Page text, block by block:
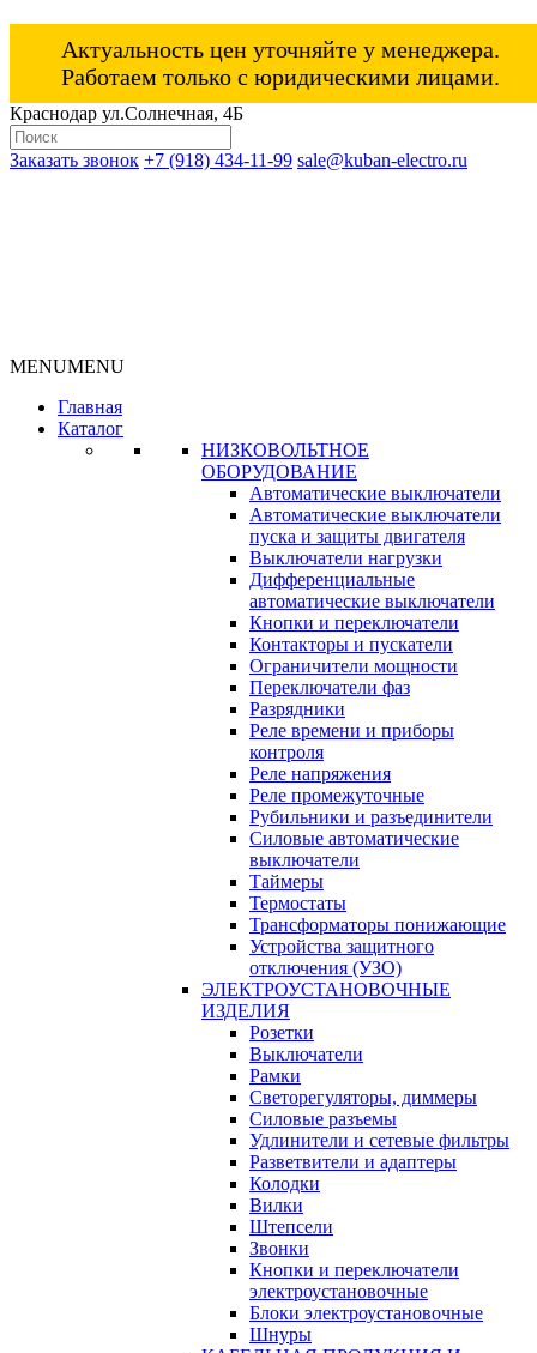
Актуальность цен уточняйте у менеджера.
Работаем только с юридическими лицами.
Краснодар ул.Солнечная, 4Б
Заказать звонок +7 (918) 434-11-99 sale@kuban-electro.ru
MENUMENU
Главная
Каталог
НИЗКОВОЛЬТНОЕ
ОБОРУДОВАНИЕ
Автоматические выключатели
Автоматические выключатели
пуска и защиты двигателя
Выключатели нагрузки
Дифференциальные
автоматические выключатели
Кнопки и переключатели
Контакторы и пускатели
Ограничители мощности
Переключатели фаз
Разрядники
Реле времени и приборы
контроля
Реле напряжения
Реле промежуточные
Рубильники и разъединители
Силовые автоматические
выключатели
Таймеры
Термостаты
Трансформаторы понижающие
Устройства защитного
отключения (УЗО)
ЭЛЕКТРОУСТАНОВОЧНЫЕ
ИЗДЕЛИЯ
Розетки
Выключатели
Рамки
Светорегуляторы, диммеры
Силовые разъемы
Удлинители и сетевые фильтры
Разветвители и адаптеры
Колодки
Вилки
Штепсели
Звонки
Кнопки и переключатели
электроустановочные
Блоки электроустановочные
Шнуры